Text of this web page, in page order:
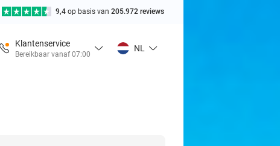
9,4 op basis van 205.972 reviews
Klantenservice
Bereikbaar vanaf 07:00
NL